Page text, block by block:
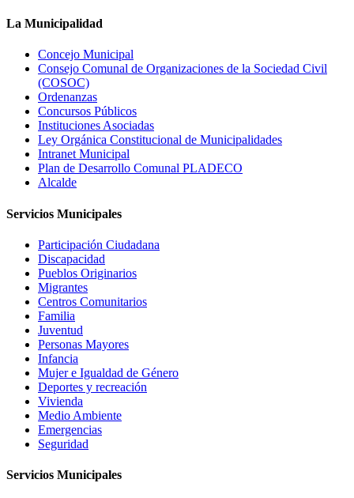
La Municipalidad
Concejo Municipal
Consejo Comunal de Organizaciones de la Sociedad Civil
(COSOC)
Ordenanzas
Concursos Públicos
Instituciones Asociadas
Ley Orgánica Constitucional de Municipalidades
Intranet Municipal
Plan de Desarrollo Comunal PLADECO
Alcalde
Servicios Municipales
Participación Ciudadana
Discapacidad
Pueblos Originarios
Migrantes
Centros Comunitarios
Familia
Juventud
Personas Mayores
Infancia
Mujer e Igualdad de Género
Deportes y recreación
Vivienda
Medio Ambiente
Emergencias
Seguridad
Servicios Municipales